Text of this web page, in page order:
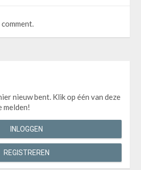
nieuw bent. Klik op één van deze
melden!
INLOGGEN
REGISTREREN